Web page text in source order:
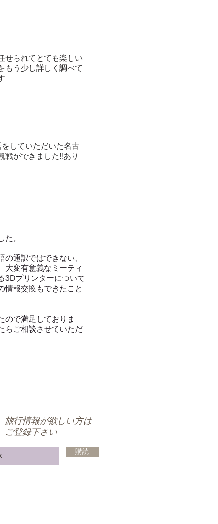
せられてとても楽しい
もう少し詳しく調べて
していただいた名古
戦ができました‼あり
た。
通訳ではできない、
大変有意義なミーティ
3Dプリンターについて
情報交換もできたこと
ので満足しておりま
らご相談させていただ
旅行情報が欲しい方は
ご登録下さい
購読